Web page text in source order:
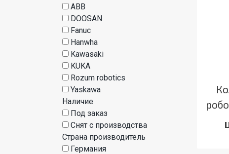
ABB
DOOSAN
Fanuc
Hanwha
Kawasaki
KUKA
Rozum robotics
Yaskawa
Наличие
Под заказ
Снят с производства
Страна производитель
Германия